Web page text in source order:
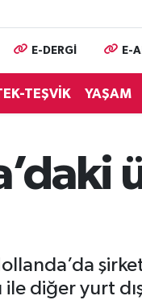
E-DERGİ E-
TEŞVİK YAŞAM
diğer yurt